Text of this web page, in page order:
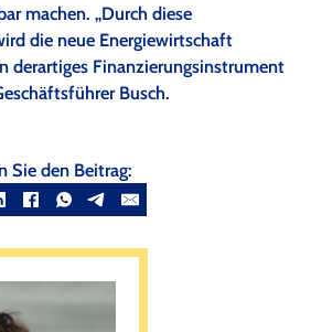
machen. „Durch diese
die neue Energiewirtschaft
derartiges Finanzierungsinstrument
Busch.
Sie den Beitrag: